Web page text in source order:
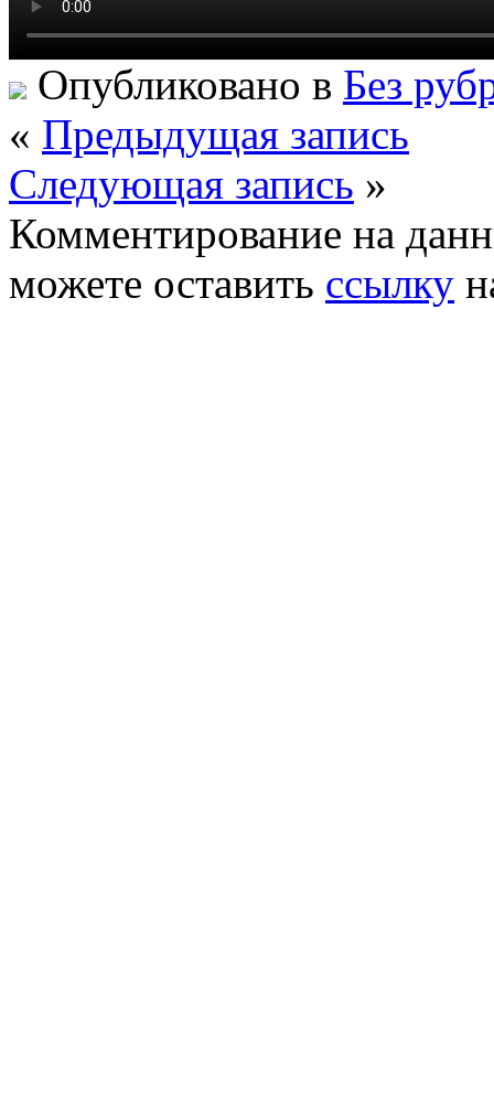
Опубликовано в Без
« Предыдущая запись
Следующая запись »
Комментирование на
можете оставить ссылку